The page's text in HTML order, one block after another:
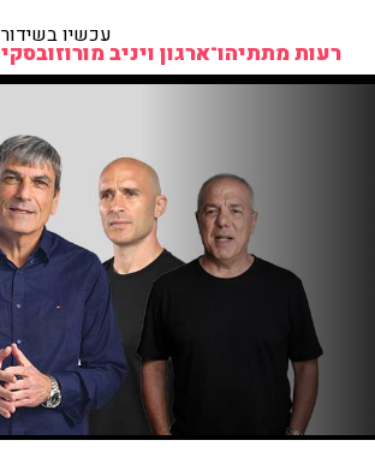
עכשיו בשידור
רעות מתתיהו־ארגון ויניב מורוזובסקי